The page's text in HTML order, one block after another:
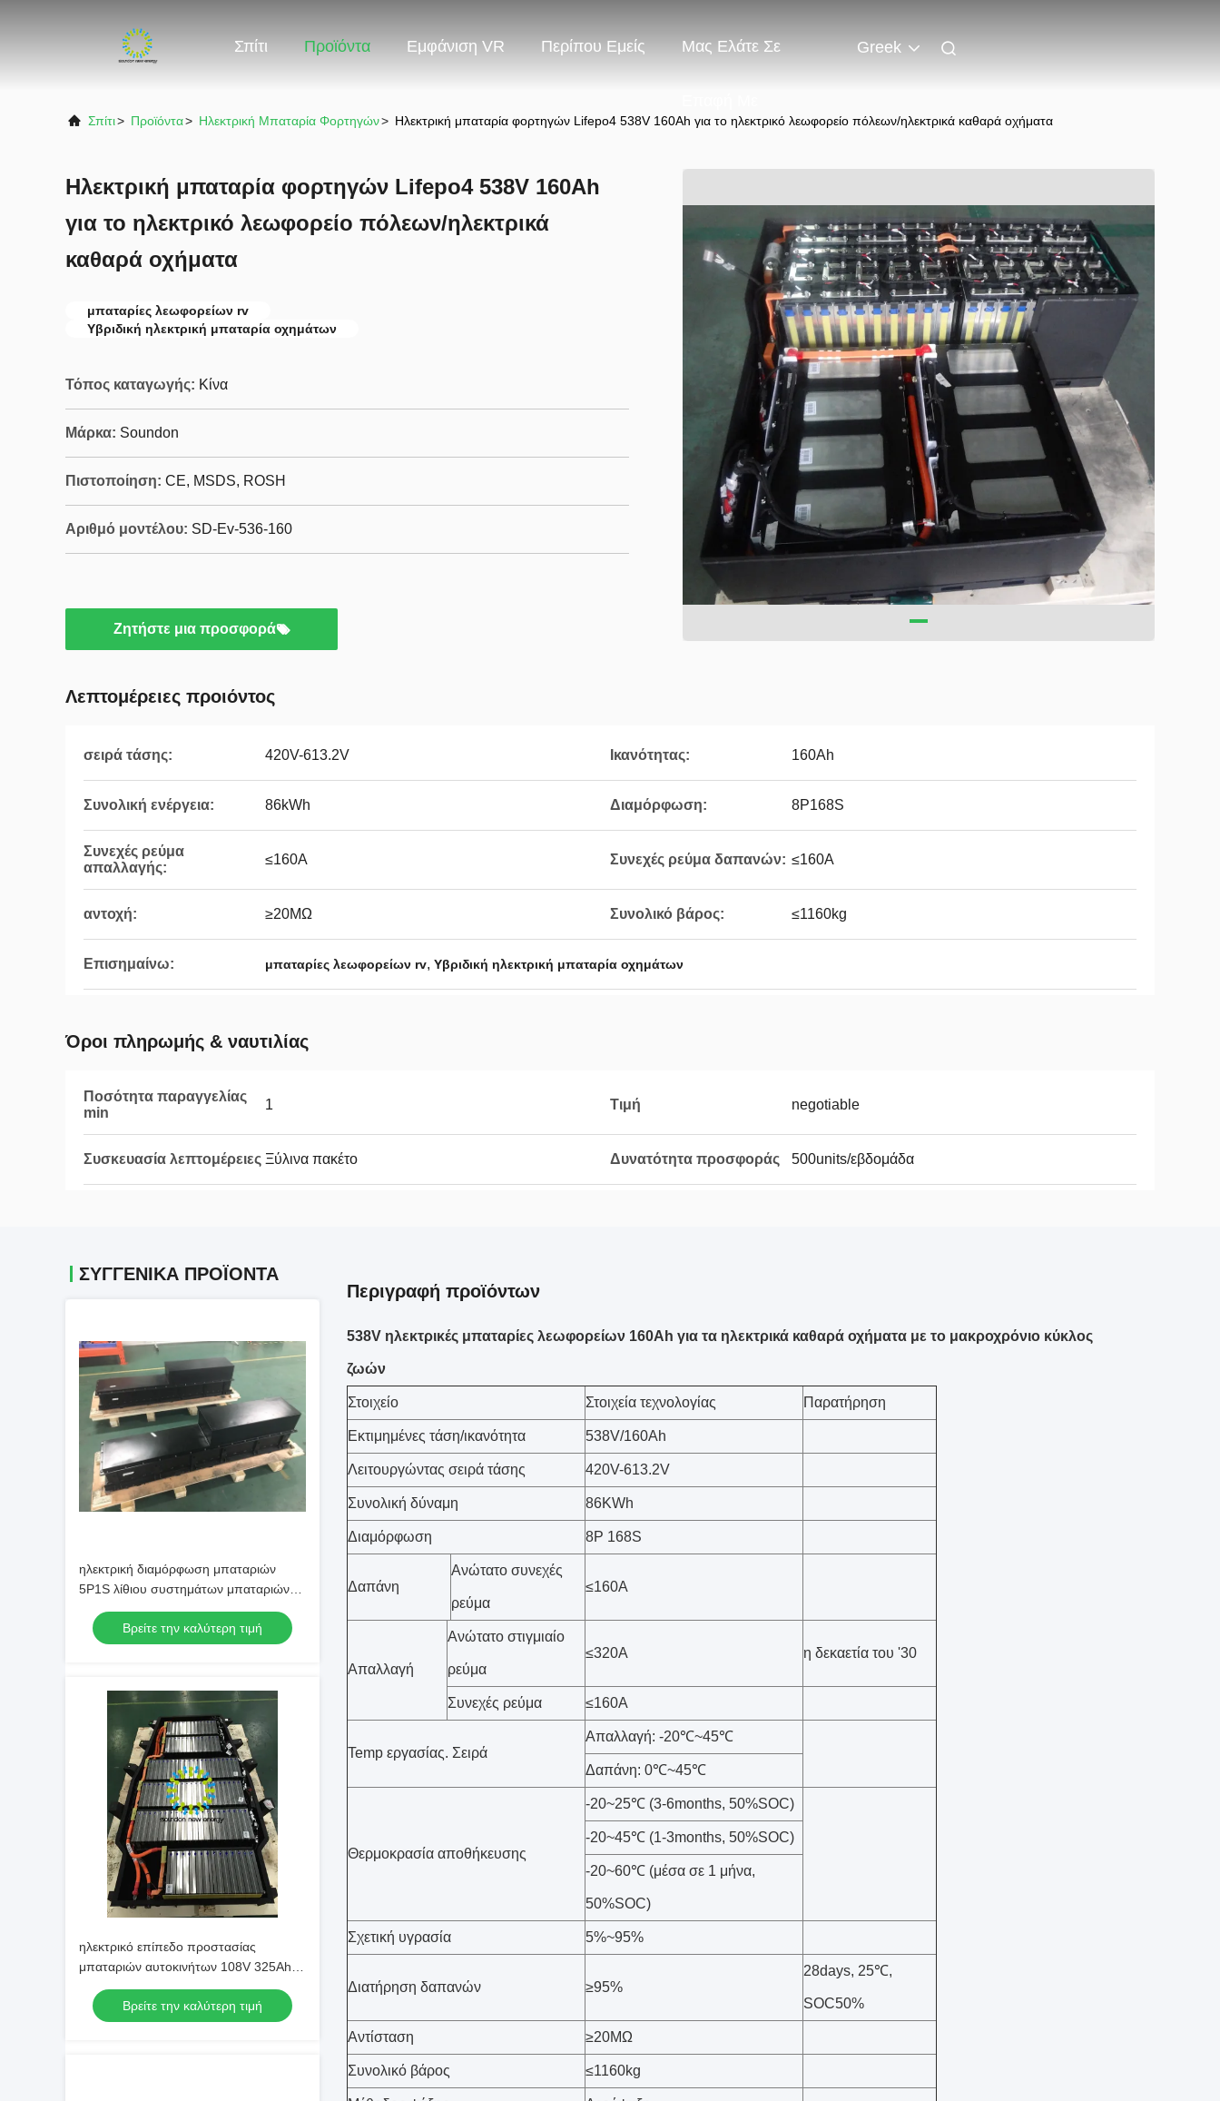
Σπίτι Προϊόντα Εμφάνιση VR Περίπου Εμείς Μας Ελάτε Σε Greek
Σπίτι> Προϊόντα> Ηλεκτρική Μπαταρία Φορτηγών> Ηλεκτρική μπαταρία φορτηγών Lifepo4 538V 160Ah για το ηλεκτρικό λεωφορείο πόλεων/ηλεκτρικά καθαρά οχήματα
Ηλεκτρική μπαταρία φορτηγών Lifepo4 538V 160Ah
για το ηλεκτρικό λεωφορείο πόλεων/ηλεκτρικά
καθαρά οχήματα
μπαταρίες λεωφορείων rv
Υβριδική ηλεκτρική μπαταρία οχημάτων
Τόπος καταγωγής: Κίνα
Μάρκα: Soundon
Πιστοποίηση: CE, MSDS, ROSH
Αριθμό μοντέλου: SD-Ev-536-160
Ζητήστε μια προσφορά
Λεπτομέρειες προιόντος
σειρά τάσης: 420V-613.2V Ικανότητας: 160Ah
Συνολική ενέργεια: 86kWh Διαμόρφωση: 8P168S
Συνεχές ρεύμα
απαλλαγής:
≤160A Συνεχές ρεύμα δαπανών: ≤160A
αντοχή: ≥20MΩ Συνολικό βάρος: ≤1160kg
Επισημαίνω: μπαταρίες λεωφορείων rv, Υβριδική ηλεκτρική μπαταρία οχημάτων
Όροι πληρωμής & ναυτιλίας
Ποσότητα παραγγελίας
min
1 Τιμή negotiable
Συσκευασία λεπτομέρειες Ξύλινα πακέτο Δυνατότητα προσφοράς 500units/εβδομάδα
ΣΥΓΓΕΝΙΚΆ ΠΡΟΪΌΝΤΑ
ηλεκτρική διαμόρφωση μπαταριών
5P1S λίθιου συστημάτων μπαταριών
αυτοκινήτων 345.6V 125Ah
Βρείτε την καλύτερη τιμή
ηλεκτρικό επίπεδο προστασίας
μπαταριών αυτοκινήτων 108V 325Ah
IP66, γρήγορα που φορτίζει, Rohs
Βρείτε την καλύτερη τιμή
Περιγραφή προϊόντων
538V ηλεκτρικές μπαταρίες λεωφορείων 160Ah για τα ηλεκτρικά καθαρά οχήματα με το μακροχρόνιο κύκλος
ζωών
Στοιχείο Στοιχεία τεχνολογίας Παρατήρηση
Εκτιμημένες τάση/ικανότητα 538V/160Ah
Λειτουργώντας σειρά τάσης 420V-613.2V
Συνολική δύναμη 86KWh
Διαμόρφωση 8P 168S
Δαπάνη
Ανώτατο συνεχές
ρεύμα
≤160A
Απαλλαγή
Ανώτατο στιγμιαίο
ρεύμα
≤320A η δεκαετία του '30
Συνεχές ρεύμα ≤160A
Temp εργασίας. Σειρά
Απαλλαγή: -20℃~45℃
Δαπάνη: 0℃~45℃
Θερμοκρασία αποθήκευσης
-20~25℃ (3-6months, 50%SOC)
-20~45℃ (1-3months, 50%SOC)
-20~60℃ (μέσα σε 1 μήνα,
50%SOC)
Σχετική υγρασία 5%~95%
Διατήρηση δαπανών ≥95%
28days, 25℃,
SOC50%
Αντίσταση ≥20MΩ
Συνολικό βάρος ≤1160kg